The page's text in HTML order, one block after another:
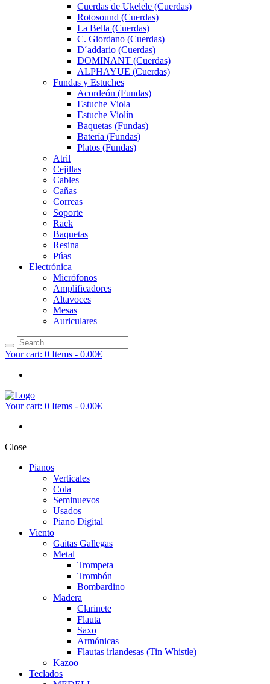
Cuerdas de Ukelele (Cuerdas)
Rotosound (Cuerdas)
La Bella (Cuerdas)
C. Giordano (Cuerdas)
D´addario (Cuerdas)
DOMINANT (Cuerdas)
ALPHAYUE (Cuerdas)
Fundas y Estuches
Acordeón (Fundas)
Estuche Viola
Estuche Violín
Baquetas (Fundas)
Batería (Fundas)
Platos (Fundas)
Atril
Cejillas
Cables
Cañas
Correas
Soporte
Rack
Baquetas
Resina
Púas
Electrónica
Micrófonos
Amplificadores
Altavoces
Mesas
Auriculares
Your cart: 0 Items - 0.00€
Your cart: 0 Items - 0.00€
Close
Pianos
Verticales
Cola
Seminuevos
Usados
Piano Digital
Viento
Gaitas Gallegas
Metal
Trompeta
Trombón
Bombardino
Madera
Clarinete
Flauta
Saxo
Armónicas
Flautas irlandesas (Tin Whistle)
Kazoo
Teclados